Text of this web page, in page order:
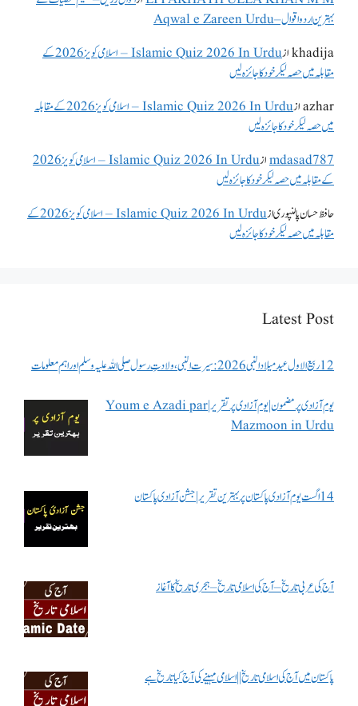
بہترین اردو اقوال – Aqwal e Zareen Urdu
khadijaاز
Islamic Quiz 2026 In Urdu – اسلامی کویز 2026 کے
مقابلہ میں حصہ لیکر خود کا جائزہ لیں
azharاز
Islamic Quiz 2026 In Urdu – اسلامی کویز 2026 کے مقابلہ
میں حصہ لیکر خود کا جائزہ لیں
mdasad787از
Islamic Quiz 2026 In Urdu – اسلامی کویز 2026
کے مقابلہ میں حصہ لیکر خود کا جائزہ لیں
حافظ حسان پالنپوریاز
Islamic Quiz 2026 In Urdu – اسلامی کویز 2026 کے
مقابلہ میں حصہ لیکر خود کا جائزہ لیں
Latest Post
12 ربیع الاول عید میلاد النبی 2026: سیرت النبی، ولادتِ رسول صلی اللہ علیہ وسلم اور اہم معلومات
یوم آزادی پر مضمون | یوم آزادی پر تقریر | Youm e Azadi par
Mazmoon in Urdu
14 اگست یوم آزادی پاکستان پر بہترین تقریر | جشن آزادی پاکستان
آج کی عربی تاریخ – آج کی اسلامی تاریخ – ہجری تاریخ کا آغاز
پاکستان میں آج کی اسلامی تاریخ || اسلامی مہینے کی آج کیا تاریخ ہے